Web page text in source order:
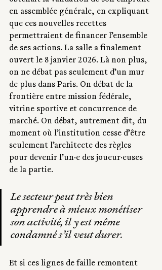
en assemblée générale, en expliquant
que ces nouvelles recettes
permettraient de financer l’ensemble
de ses actions. La salle a finalement
ouvert le 8 janvier 2026. Là non plus,
on ne débat pas seulement d’un mur
de plus dans Paris. On débat de la
frontière entre mission fédérale,
vitrine sportive et concurrence de
marché. On débat, autrement dit, du
moment où l’institution cesse d’être
seulement l’architecte des règles
pour devenir l’un·e des joueur·euses
de la partie.
Le secteur peut très bien
apprendre à mieux monétiser
son activité, il y est même
condamné s’il veut durer.
Et si ces lignes de faille remontent